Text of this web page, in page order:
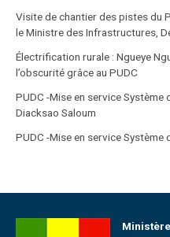
Visite de chantier des pistes du
le Ministre des Infrastructures,
Électrification rurale : Ngueye
l’obscurité grâce au PUDC
PUDC -Mise en service Système
Diacksao Saloum
PUDC -Mise en service Système